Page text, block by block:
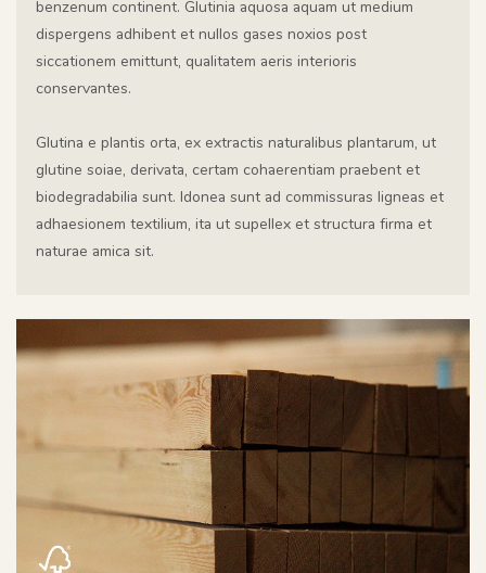
benzenum continent. Glutinia aquosa aquam ut medium
dispergens adhibent et nullos gases noxios post
siccationem emittunt, qualitatem aeris interioris
conservantes.
Glutina e plantis orta, ex extractis naturalibus plantarum, ut
glutine soiae, derivata, certam cohaerentiam praebent et
biodegradabilia sunt. Idonea sunt ad commissuras ligneas et
adhaesionem textilium, ita ut supellex et structura firma et
naturae amica sit.